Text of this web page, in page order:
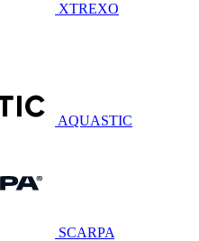
XTREXO
AQUASTIC
SCARPA